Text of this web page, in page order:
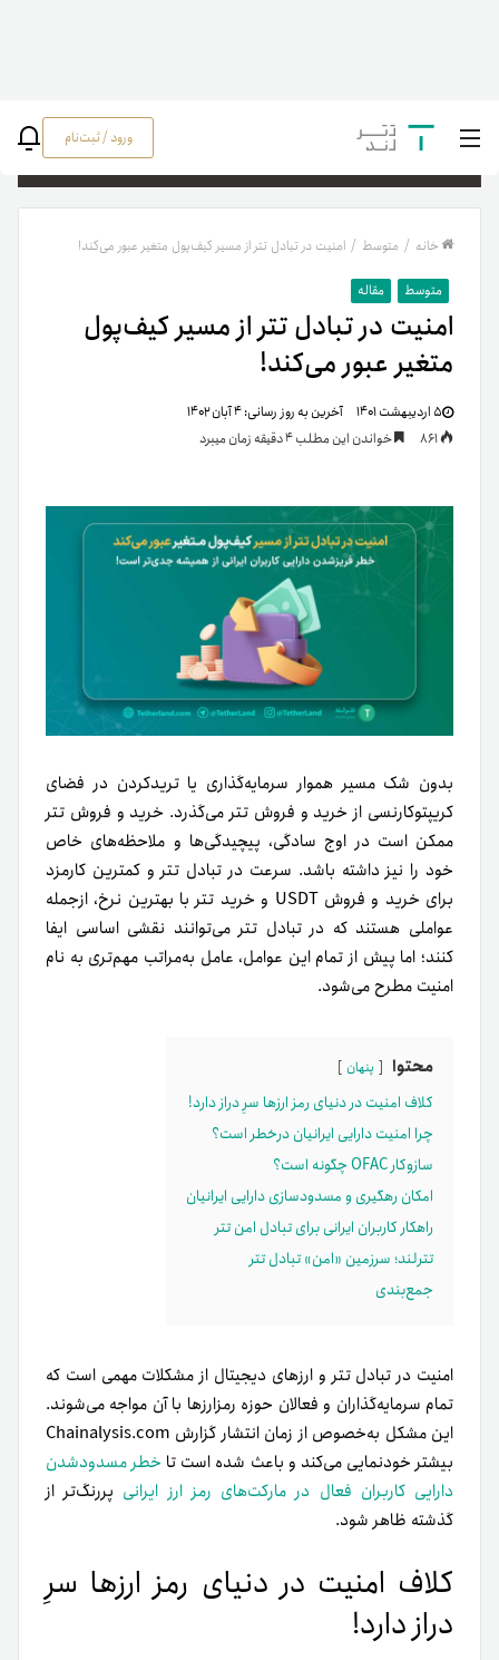
ورود / ثبت‌نام
خانه / متوسط / امنیت در تبادل تتر از مسیر کیف‌پول متغیر عبور می‌کند!
متوسط مقاله
امنیت در تبادل تتر از مسیر کیف‌پول
متغیر عبور می‌کند!
۵ اردیبهشت ۱۴۰۱ آخرین به روز رسانی:۴ آبان ۱۴۰۲
خواندن این مطلب 4 دقیقه زمان میبرد
بدون شک مسیر هموار سرمایه‌گذاری یا ترید‌کردن در فضای
کریپتوکارنسی از خرید و فروش تتر می‌گذرد. خرید و فروش تتر
ممکن است در اوج سادگی، پیچیدگی‌ها و ملاحظه‌های خاص
خود را نیز داشته باشد. سرعت در تبادل تتر و کمترین کارمزد
برای خرید و فروش USDT و خرید تتر با بهترین نرخ، ازجمله
عواملی هستند که در تبادل تتر می‌توانند نقشی اساسی ایفا
کنند؛ اما پیش از تمام این عوامل، عامل به‌مراتب مهم‌تری به نام
امنیت مطرح می‌شود.
محتوا پنهان
کلاف امنیت در دنیای رمز ارزها سرِ دراز دارد!
چرا امنیت دارایی ایرانیان درخطر است؟
سازوکار OFAC چگونه است؟
امکان رهگیری و مسدودسازی دارایی ایرانیان
راهکار کاربران ایرانی برای تبادل امن تتر
تترلند؛ سرزمین «امن» تبادل تتر
جمع‌بندی
امنیت در تبادل تتر و ارزهای دیجیتال از مشکلات مهمی است که
تمام سرمایه‌گذاران و فعالان حوزه رمزارزها با آن مواجه می‌شوند.
این مشکل به‌خصوص از زمان انتشار گزارش Chainalysis.com
بیشتر خودنمایی می‌کند و باعث شده است تا خطر مسدود‌شدن
دارایی کاربران فعال در مارکت‌های رمز ارز ایرانی پررنگ‌تر از
گذشته ظاهر شود.
کلاف امنیت در دنیای رمز ارزها سرِ
دراز دارد!